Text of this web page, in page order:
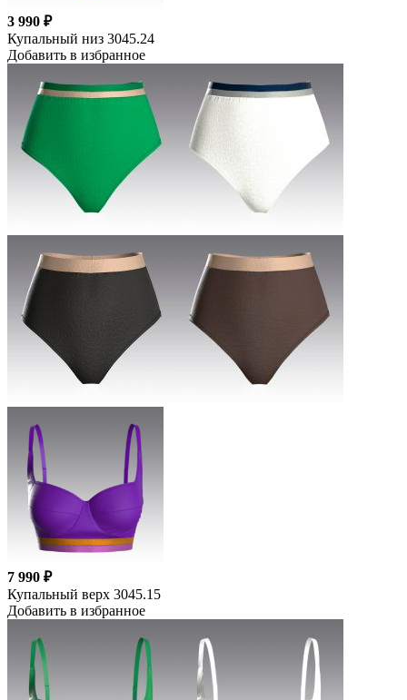
3 990 ₽
Купальный низ 3045.24
Добавить в избранное
7 990 ₽
Купальный верх 3045.15
Добавить в избранное